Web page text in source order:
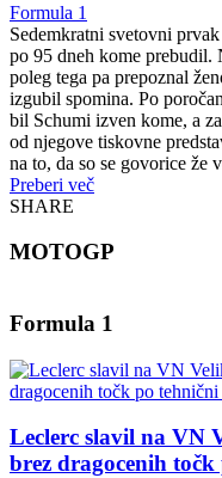
Formula 1
Sedemkratni svetovni
po 95 dneh kome prebudil.
poleg tega pa prepoznal
izgubil spomina. Po
bil Schumi izven kome, a
od njegove tiskovne
na to, da so se govorice že
Preberi več
SHARE
MOTOGP
Formula 1
Leclerc slavil na VN
brez dragocenih